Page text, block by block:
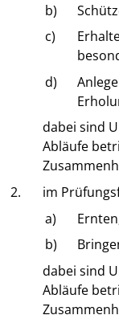
b)
c)
d)
dabei sind
Abläufe
2.
im
a)
b)
dabei sind
Abläufe